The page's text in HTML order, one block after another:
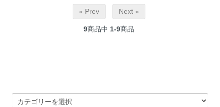
« Prev Next »
9商品中 1-9商品